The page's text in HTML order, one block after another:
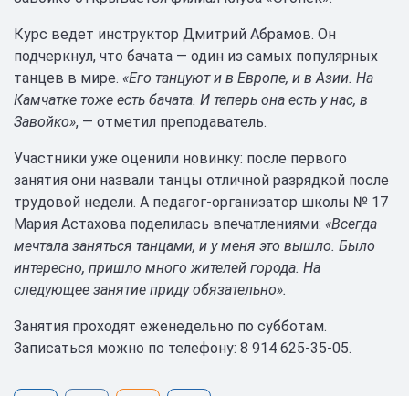
Курс ведет инструктор Дмитрий Абрамов. Он
подчеркнул, что бачата — один из самых популярных
танцев в мире. «Его танцуют и в Европе, и в Азии. На
Камчатке тоже есть бачата. И теперь она есть у нас, в
Завойко», — отметил преподаватель.
Участники уже оценили новинку: после первого
занятия они назвали танцы отличной разрядкой после
трудовой недели. А педагог‑организатор школы № 17
Мария Астахова поделилась впечатлениями: «Всегда
мечтала заняться танцами, и у меня это вышло. Было
интересно, пришло много жителей города. На
следующее занятие приду обязательно».
Занятия проходят еженедельно по субботам.
Записаться можно по телефону: 8 914 625‑35‑05.